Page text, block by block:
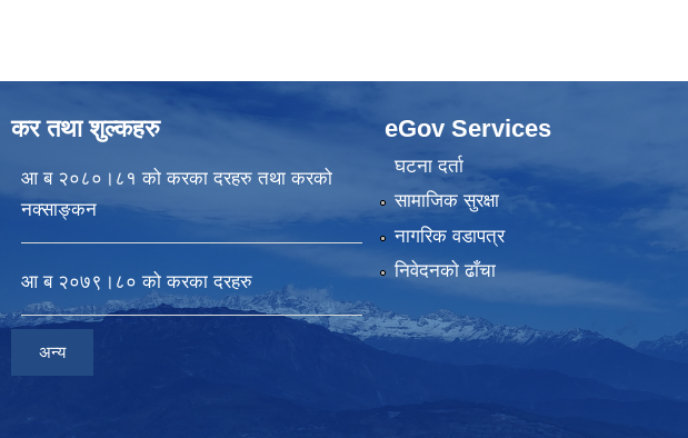
कर तथा शुल्कहरु
आ ब २०८०।८१ को करका दरहरु तथा करको
नक्साङ्कन
आ ब २०७९।८० को करका दरहरु
अन्य
eGov Services
घटना दर्ता
सामाजिक सुरक्षा
नागरिक वडापत्र
निवेदनकाे ढाँचा